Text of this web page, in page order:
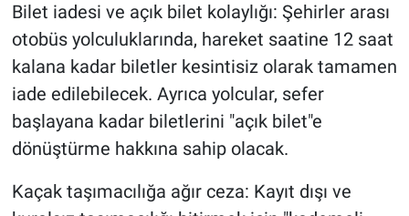
Bilet iadesi ve açık bilet kolaylığı: Şehirler arası
otobüs yolculuklarında, hareket saatine 12 saat
kalana kadar biletler kesintisiz olarak tamamen
iade edilebilecek. Ayrıca yolcular, sefer
başlayana kadar biletlerini "açık bilet"e
dönüştürme hakkına sahip olacak.
Kaçak taşımacılığa ağır ceza: Kayıt dışı ve